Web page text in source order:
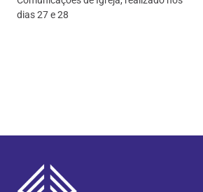
dias 27 e 28